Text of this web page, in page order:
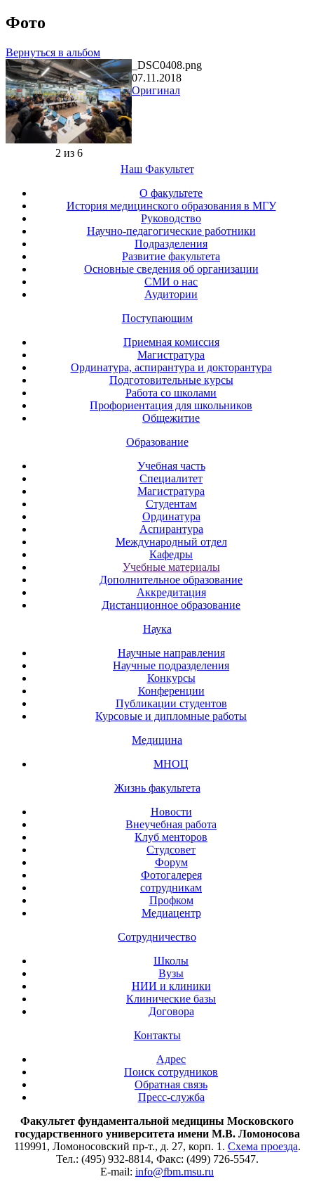
Фото
Вернуться в альбом
2 из 6
_DSC0408.png
07.11.2018
Оригинал
Наш Факультет
О факультете
История медицинского образования в МГУ
Руководство
Научно-педагогические работники
Подразделения
Развитие факультета
Основные сведения об организации
СМИ о нас
Аудитории
Поступающим
Приемная комиссия
Магистратура
Ординатура, аспирантура и докторантура
Подготовительные курсы
Работа со школами
Профориентация для школьников
Общежитие
Образование
Учебная часть
Специалитет
Магистратура
Студентам
Ординатура
Аспирантура
Международный отдел
Кафедры
Учебные материалы
Дополнительное образование
Аккредитация
Дистанционное образование
Наука
Научные направления
Научные подразделения
Конкурсы
Конференции
Публикации студентов
Курсовые и дипломные работы
Медицина
МНОЦ
Жизнь факультета
Новости
Внеучебная работа
Клуб менторов
Студсовет
Форум
Фотогалерея
сотрудникам
Профком
Медиацентр
Сотрудничество
Школы
Вузы
НИИ и клиники
Клинические базы
Договора
Контакты
Адрес
Поиск сотрудников
Обратная связь
Пресс-служба
Факультет фундаментальной медицины Московского
государственного университета имени М.В. Ломоносова
119991, Ломоносовский пр-т., д. 27, корп. 1. Схема проезда.
Тел.: (495) 932-8814, Факс: (499) 726-5547.
E-mail: info@fbm.msu.ru